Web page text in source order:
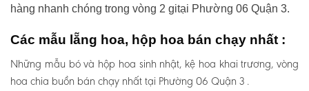
hàng nhanh chóng trong vòng 2 gitại Phường 06 Quận 3.
Các mẫu lẵng hoa, hộp hoa bán chạy nhất :
Những mẫu bó và hộp hoa sinh nhật, kệ hoa khai trương, vòng
hoa chia buồn bán chạy nhất tại Phường 06 Quận 3 .